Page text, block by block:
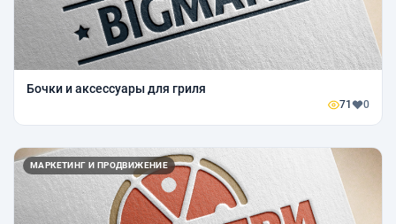
Бочки и аксессуары для гриля
71 0
МАРКЕТИНГ И ПРОДВИЖЕНИЕ